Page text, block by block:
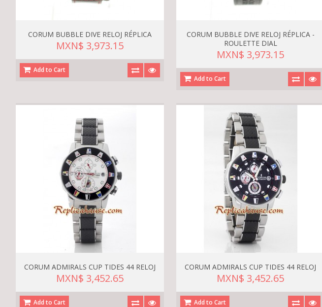
CORUM BUBBLE DIVE RELOJ RÉPLICA
MXN$ 3,973.15
Add to Cart
CORUM BUBBLE DIVE RELOJ RÉPLICA -
ROULETTE DIAL
MXN$ 3,973.15
Add to Cart
CORUM ADMIRALS CUP TIDES 44 RELOJ
MXN$ 3,452.65
Add to Cart
CORUM ADMIRALS CUP TIDES 44 RELOJ
MXN$ 3,452.65
Add to Cart